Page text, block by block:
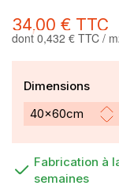
34,00 € TTC
dont 0,432 € TTC /
Dimensions
Fabrication à
semaines